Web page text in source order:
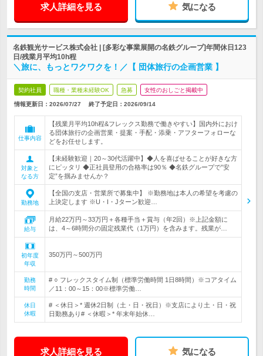
求人詳細を見る 気になる
名鉄観光サービス株式会社 | [多彩な事業展開の名鉄グループ]年間休日123
日/残業月平均10h程
＼旅に、もっとワクワクを！／【 団体旅行の企画営業 】
契約社員 職種・業種未経験OK 急募 女性のおしごと掲載中
情報更新日：2026/07/27 終了予定日： 2026/09/14
仕事内容
【残業月平均10h程&フレックス勤務で働きやすい】国内外におけ
る団体旅行の企画営業・提案・手配・添乗・アフターフォローな
どをお任せします。
対象と
なる方
【未経験歓迎｜20～30代活躍中】◆人を喜ばせることが好きな方
にピッタリ ◆正社員登用の合格率は90％ ◆名鉄グループで”安
定”を掴みませんか？
勤務地
【全国の支店・営業所で募集中】 ※勤務地は本人の希望を考慮の
上決定します ※U・I・Jターン歓迎…
給与
月給22万円～33万円＋各種手当＋賞与（年2回）※上記金額に
は、4～6時間分の固定残業代（1万円）を含みます。残業が…
初年度
年収
350万円～500万円
勤務
時間
# ○ フレックスタイム制（標準労働時間 1日8時間）※コアタイム
／11：00～15：00※標準労働…
休日
休暇
# ＜休日＞* 週休2日制（土・日・祝日）※支店により土・日・祝
日勤務あり# ＜休暇＞* 年末年始休…
求人詳細を見る 気になる